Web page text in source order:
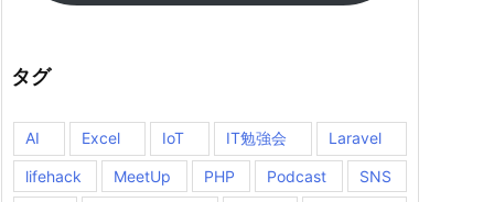
タグ
AI Excel IoT IT勉強会 Laravel
lifehack MeetUp PHP Podcast
SNS